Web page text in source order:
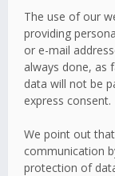
The use of our
providing
or e-mail
always done, as
data will not be
express consent.
We point out
communication
protection of